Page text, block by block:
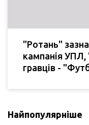
"Ротань"
кампанія
гравців -
Найпопулярніше